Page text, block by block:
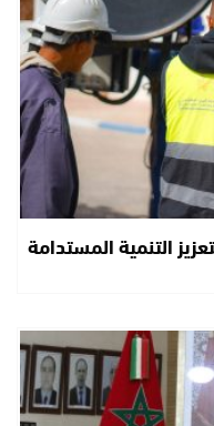
التنمية المستدامة